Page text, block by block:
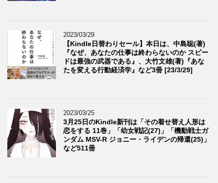
2023/03/29
【Kindle日替わりセール】本日は、中島聡(著)
『なぜ、あなたの仕事は終わらないのか スピー
ドは最強の武器である』、大竹文雄(著)『あな
たを変える行動経済学』など3冊 [23/3/29]
2023/03/25
3月25日のKindle新刊は「その着せ替え人形は
恋をする 11巻」「幼女戦記(27)」「機動戦士ガ
ンダム MSV-R ジョニー・ライデンの帰還(25)」
など511冊